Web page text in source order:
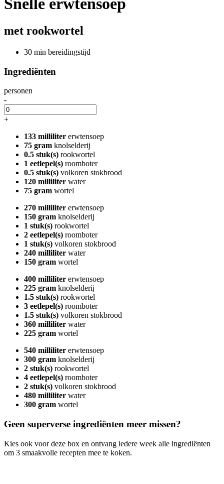
Snelle erwtensoep
met rookwortel
30 min bereidingstijd
Ingrediënten
personen
-
+
133 milliliter erwtensoep
75 gram knolselderij
0.5 stuk(s) rookwortel
1 eetlepel(s) roomboter
0.5 stuk(s) volkoren stokbrood
120 milliliter water
75 gram wortel
270 milliliter erwtensoep
150 gram knolselderij
1 stuk(s) rookwortel
2 eetlepel(s) roomboter
1 stuk(s) volkoren stokbrood
240 milliliter water
150 gram wortel
400 milliliter erwtensoep
225 gram knolselderij
1.5 stuk(s) rookwortel
3 eetlepel(s) roomboter
1.5 stuk(s) volkoren stokbrood
360 milliliter water
225 gram wortel
540 milliliter erwtensoep
300 gram knolselderij
2 stuk(s) rookwortel
4 eetlepel(s) roomboter
2 stuk(s) volkoren stokbrood
480 milliliter water
300 gram wortel
Geen superverse ingrediënten meer missen?
Kies ook voor deze box en ontvang iedere week alle ingrediënten
om 3 smaakvolle recepten mee te koken.